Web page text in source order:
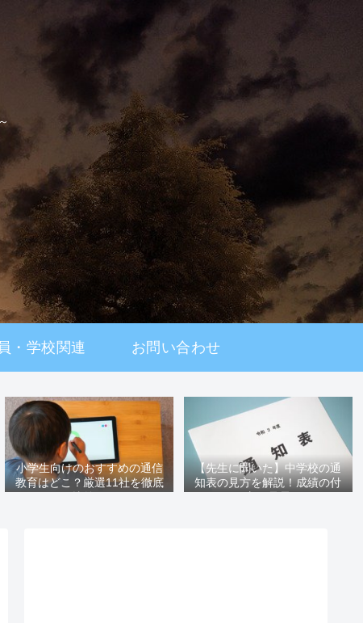
・学校関連 お問い合わせ
小学生向けのおすすめの通信
教育はどこ？厳選11社を徹底
【先生に聞いた】中学校の通
知表の見方を解説！成績の付